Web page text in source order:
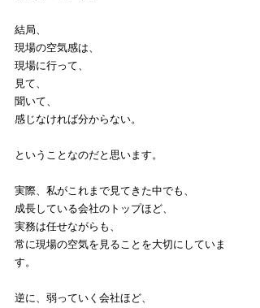
結局、
現場の空気感は、
現場に行って、
見て、
聞いて、
感じなければ分からない。
ということなのだと思います。
実際、私がこれまで見てきた中でも、
成長している会社のトップほど、
実務は任せながらも、
常に現場の空気を見ることを大切にしていま
す。
逆に、弱っていく会社ほど、